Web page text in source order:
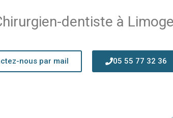
dentiste à
nous par mail 05 55 77 32 36